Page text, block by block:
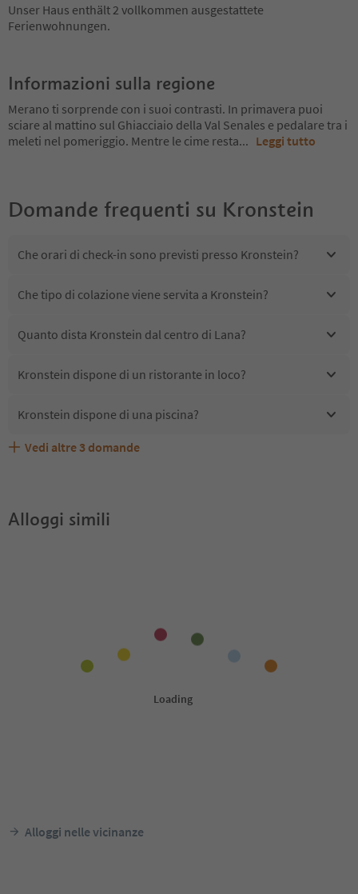
Unser Haus enthält 2 vollkommen ausgestattete
Ferienwohnungen.
Informazioni sulla regione
Merano ti sorprende con i suoi contrasti. In primavera puoi
sciare al mattino sul Ghiacciaio della Val Senales e pedalare tra i
meleti nel pomeriggio. Mentre le cime resta... Leggi tutto
Domande frequenti su Kronstein
Che orari di check-in sono previsti presso Kronstein?
Che tipo di colazione viene servita a Kronstein?
Quanto dista Kronstein dal centro di Lana?
Kronstein dispone di un ristorante in loco?
Kronstein dispone di una piscina?
Kronstein accetta animali domestici?
Quali servizi/attività sono disponibili presso Kronstein?
Gli ospiti di Kronstein ricevono l'Alto Adige Guest Pass?
Vedi altre 3 domande
Alloggi simili
Alloggi nelle vicinanze